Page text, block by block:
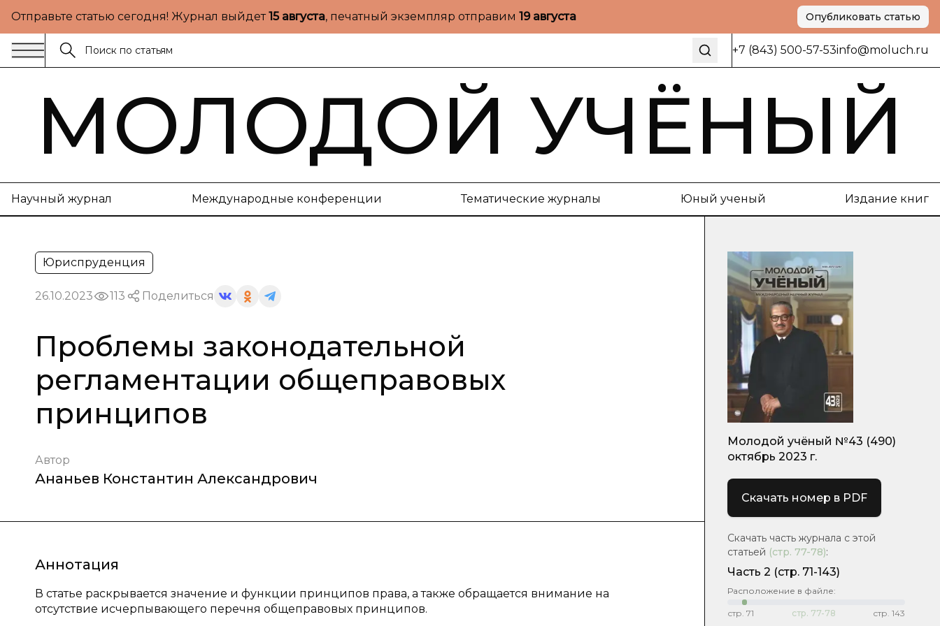
Отправьте статью сегодня! Журнал выйдет15 августа, печатный экземпляр отправим 19 августа Опубликовать статью
+7 (843) 500-57-53info@moluch.ru
МОЛОДОЙ УЧЁНЫЙ
Научный журнал Международные конференции Тематические журналы Юный ученый Издание книг
Юриспруденция
26.10.2023 113 Поделиться
Проблемы законодательной
регламентации общеправовых
принципов
Автор
Ананьев Константин Александрович
Аннотация
В статье раскрывается значение и функции принципов права, а также обращается внимание на
отсутствие исчерпывающего перечня общеправовых принципов.
Молодой учёный №43 (490)
октябрь 2023 г.
Скачать номер в PDF
Скачать часть журнала с этой
статьей (стр. 77-78):
Часть 2 (стр. 71-143)
Расположение в файле:
стр. 71 стр. 77-78 стр. 143